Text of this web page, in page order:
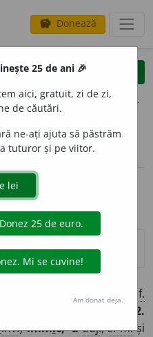
savings Donează
clear
opțiuni
șif.
viața de fiecare zi etc.).
2.
înv.)inimic, -ă adj.,s. m.și
25 de ani 🎉
aici, gratuit, zi de zi,
de căutări.
ne-ați ajuta să păstrăm
tuturor și pe viitor.
Am donat deja.